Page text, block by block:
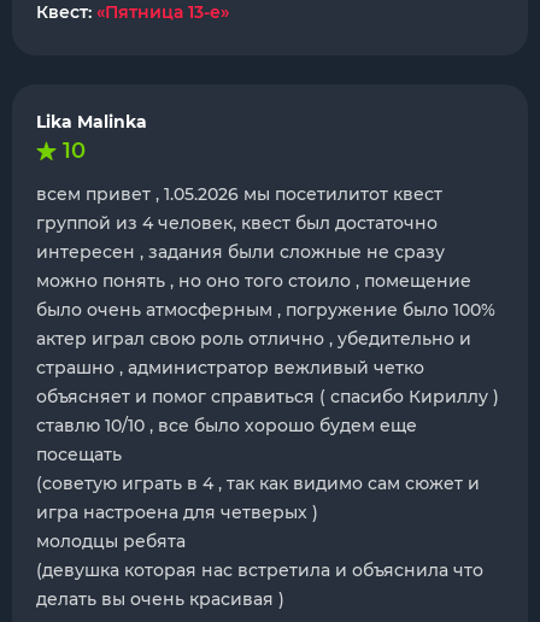
Квест: «Пятница 13-е»
Lika Malinka
10
всем привет , 1.05.2026 мы посетилитот квест
группой из 4 человек, квест был достаточно
интересен , задания были сложные не сразу
можно понять , но оно того стоило , помещение
было очень атмосферным , погружение было 100%
актер играл свою роль отлично , убедительно и
страшно , администратор вежливый четко
объясняет и помог справиться ( спасибо Кириллу )
ставлю 10/10 , все было хорошо будем еще
посещать
(советую играть в 4 , так как видимо сам сюжет и
игра настроена для четверых )
молодцы ребята
(девушка которая нас встретила и объяснила что
делать вы очень красивая )